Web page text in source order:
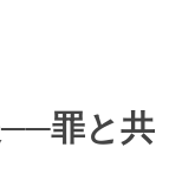
罪と共